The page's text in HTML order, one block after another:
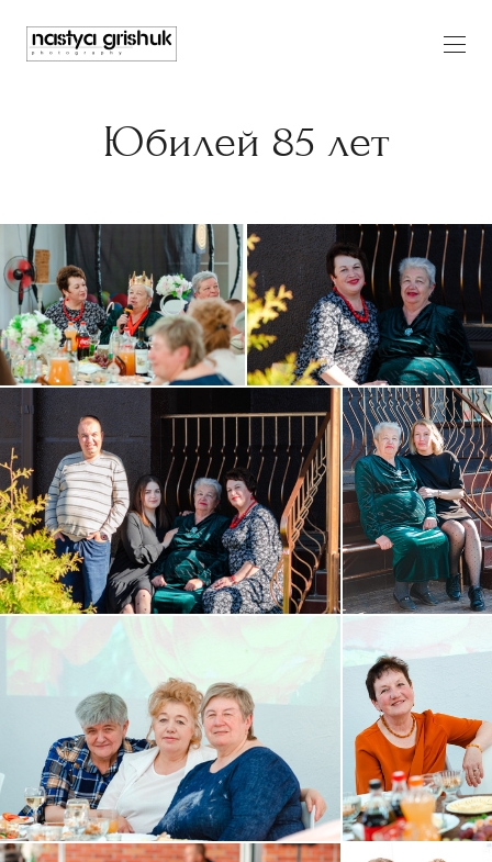
Юбилей 85 лет